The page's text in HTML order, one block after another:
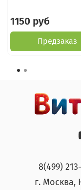
1150 руб
Предзаказ
8(499)
г. Москва,